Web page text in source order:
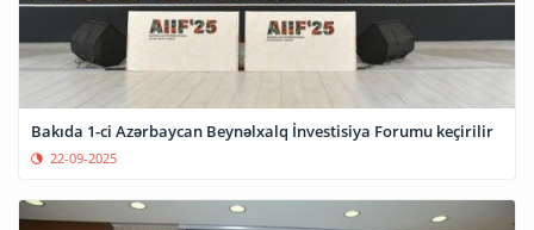
Bakıda 1-ci Azərbaycan Beynəlxalq İnvestisiya Forumu keçirilir
22-09-2025